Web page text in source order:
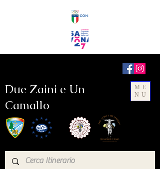
Due Zaini e Un
Camallo
ME
NU